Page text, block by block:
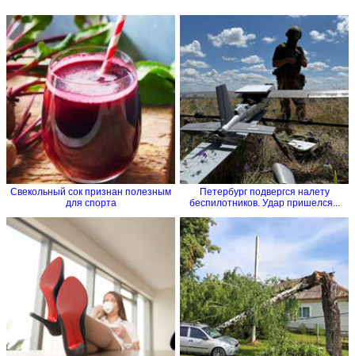
Свекольный сок признан полезным
для спорта
Петербург подвергся налету
беспилотников. Удар пришелся...